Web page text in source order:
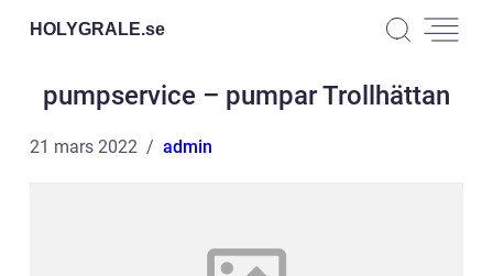
HOLYGRALE.se
pumpservice – pumpar Trollhättan
21 mars 2022 admin